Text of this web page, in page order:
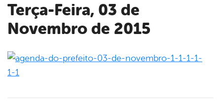
Terça-Feira, 03 de
Novembro de 2015